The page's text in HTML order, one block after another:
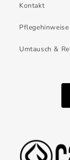
Kontakt
Pflegehinweise
Umtausch &